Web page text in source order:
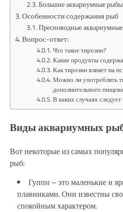
Большие аквариумные рыбы
Особенности содержания рыб
Пресноводные
Вопрос-ответ:
Что такое тирозин?
Какие продукты
Как тирозин влияет на
Можно ли употреблять
дополнительного
В каких случаях
Виды аквариумных
Вот некоторые из самых
рыб:
Гуппи – это маленькие и
плавниками. Они известны
спокойным характером.